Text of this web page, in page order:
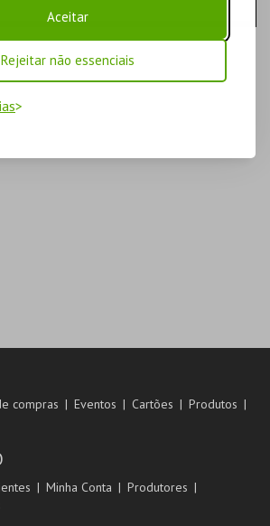
Aceitar
Rejeitar não essenciais
compras Eventos Cartões
Produtos
Minha Conta
Produtores